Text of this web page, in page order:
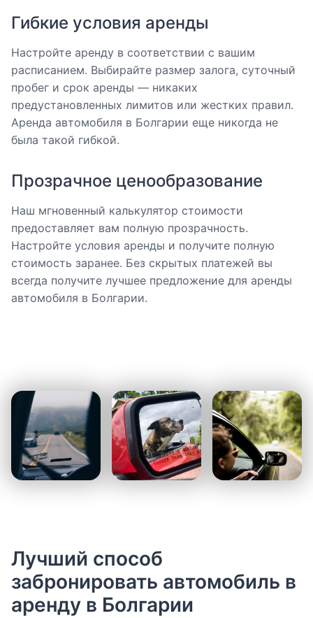
Гибкие условия аренды
Настройте аренду в соответствии с вашим
расписанием. Выбирайте размер залога, суточный
пробег и срок аренды — никаких
предустановленных лимитов или жестких правил.
Аренда автомобиля в Болгарии еще никогда не
была такой гибкой.
Прозрачное ценообразование
Наш мгновенный калькулятор стоимости
предоставляет вам полную прозрачность.
Настройте условия аренды и получите полную
стоимость заранее. Без скрытых платежей вы
всегда получите лучшее предложение для аренды
автомобиля в Болгарии.
Лучший способ
забронировать автомобиль в
аренду в Болгарии